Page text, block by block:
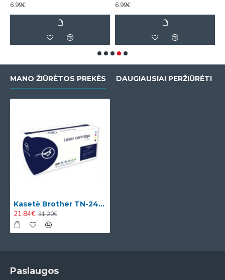
6.99€ 6.99€
MANO ŽIŪRĖTOS PREKĖS DAUGIAUSIAI PERŽIŪRĖTI
Kasetė Brother TN-2420XL (TN2420XL)
21.84€ 31.20€
Paslaugos